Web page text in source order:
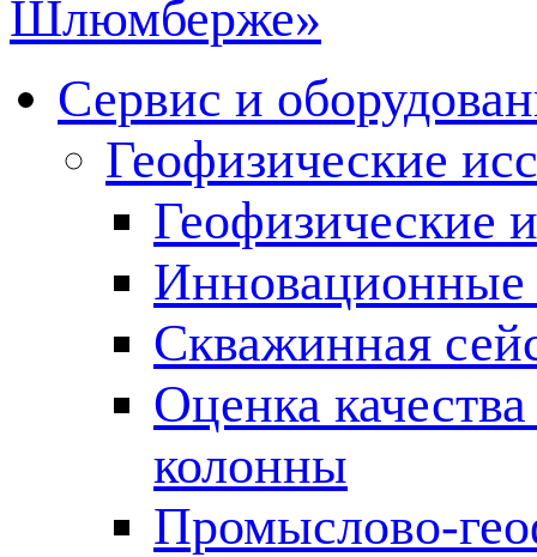
Сервис и
Геофизические
Геофизические
Инновационные
Скважинная
Оценка
колонны
Промыслово-